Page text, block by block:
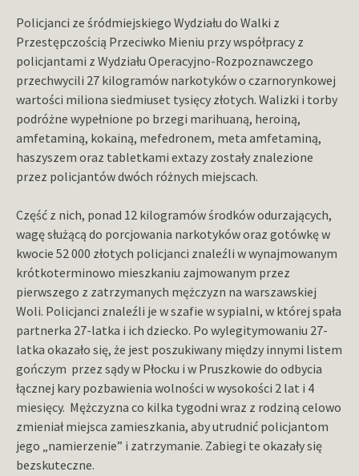
Policjanci ze śródmiejskiego Wydziału do Walki z
Przestępczością Przeciwko Mieniu przy współpracy z
policjantami z Wydziału Operacyjno-Rozpoznawczego
przechwycili 27 kilogramów narkotyków o czarnorynkowej
wartości miliona siedmiuset tysięcy złotych. Walizki i torby
podróżne wypełnione po brzegi marihuaną, heroiną,
amfetaminą, kokainą, mefedronem, meta amfetaminą,
haszyszem oraz tabletkami extazy zostały znalezione
przez policjantów dwóch różnych miejscach.
Część z nich, ponad 12 kilogramów środków odurzających,
wagę służącą do porcjowania narkotyków oraz gotówkę w
kwocie 52 000 złotych policjanci znaleźli w wynajmowanym
krótkoterminowo mieszkaniu zajmowanym przez
pierwszego z zatrzymanych mężczyzn na warszawskiej
Woli. Policjanci znaleźli je w szafie w sypialni, w której spała
partnerka 27-latka i ich dziecko. Po wylegitymowaniu 27-
latka okazało się, że jest poszukiwany między innymi listem
gończym przez sądy w Płocku i w Pruszkowie do odbycia
łącznej kary pozbawienia wolności w wysokości 2 lat i 4
miesięcy. Mężczyzna co kilka tygodni wraz z rodziną celowo
zmieniał miejsca zamieszkania, aby utrudnić policjantom
jego „namierzenie” i zatrzymanie. Zabiegi te okazały się
bezskuteczne.